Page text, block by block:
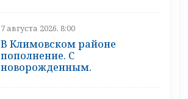
7 августа 2026, 8:00
В Климовском районе
пополнение. С
новорожденным.